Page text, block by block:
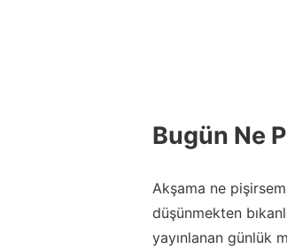
Bugün Ne
Akşama ne
düşünmekten
yayınlanan günlük